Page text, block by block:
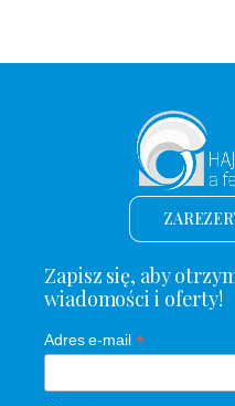
Zapisz się, aby
wiadomości i oferty!
Adres e-mail *